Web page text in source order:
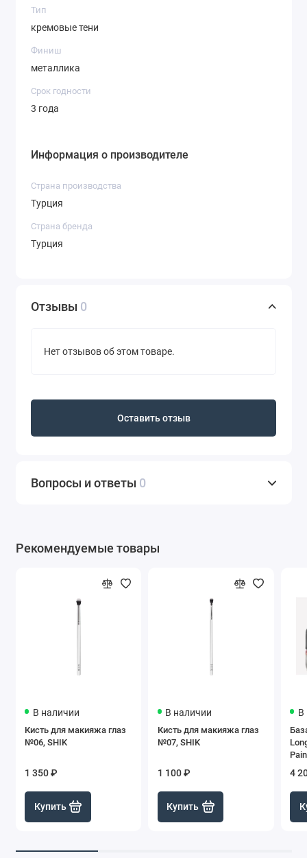
Тип
кремовые тени
Финиш
металлика
Срок годности
3 года
Информация о производителе
Страна производства
Турция
Страна бренда
Турция
Отзывы 0
Нет отзывов об этом товаре.
Оставить отзыв
Вопросы и ответы 0
Рекомендуемые товары
В наличии
Кисть для макияжа глаз
№06, SHIK
1 350 ₽
Купить
В наличии
Кисть для макияжа глаз
№07, SHIK
1 100 ₽
Купить
В
4